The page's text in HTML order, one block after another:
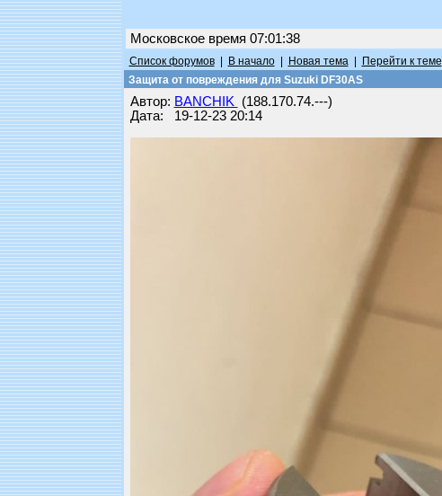
Московское время 07:01:38
Список форумов| В начало| Новая тема| Перейти к теме
Защита от повреждения для Suzuki DF30AS
Автор: BANCHIK
(188.170.74.---)
Дата: 19-12-23 20:14